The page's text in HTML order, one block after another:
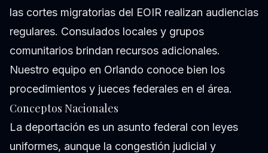
las cortes migratorias del EOIR realizan audiencias
regulares. Consulados locales y grupos
comunitarios brindan recursos adicionales.
Nuestro equipo en Orlando conoce bien los
procedimientos y jueces federales en el área.
Conceptos Nacionales
La deportación es un asunto federal con leyes
uniformes, aunque la congestión judicial y